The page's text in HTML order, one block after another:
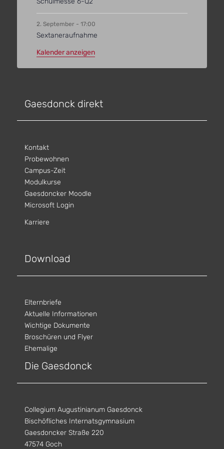
2. September - 17:00
Sextaneraufnahme
Kalender anzeigen
Gaesdonck direkt
Kontakt
Probewohnen
Campus-Zeit
Modulkurse
Gaesdoncker Moodle
Microsoft Login
Karriere
Download
Elternbriefe
Aktuelle Informationen
Wichtige Dokumente
Broschüren und Flyer
Ehemalige
Die Gaesdonck
Collegium Augustinianum Gaesdonck
Bischöfliches Internatsgymnasium
Gaesdoncker Straße 220
47574 Goch